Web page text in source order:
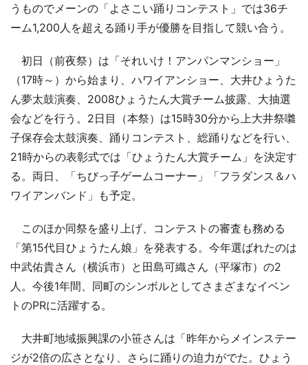
うものでメーンの「よさこい踊りコンテスト」では36チ
ーム1,200人を超える踊り手が優勝を目指して競い合う。
初日（前夜祭）は「それいけ！アンパンマンショー」
（17時～）から始まり、ハワイアンショー、大井ひょうた
ん夢太鼓演奏、2008ひょうたん大賞チーム披露、大抽選
会などを行う。2日目（本祭）は15時30分から上大井祭囃
子保存会太鼓演奏、踊りコンテスト、総踊りなどを行い、
21時からの表彰式では「ひょうたん大賞チーム」を決定す
る。両日、「ちびっ子ゲームコーナー」「フラダンス＆ハ
ワイアンバンド」も予定。
このほか同祭を盛り上げ、コンテストの審査も務める
「第15代目ひょうたん娘」を発表する。今年選ばれたのは
中武佑貴さん（横浜市）と田島可織さん（平塚市）の2
人。今後1年間、同町のシンボルとしてさまざまなイベン
トのPRに活躍する。
大井町地域振興課の小笹さんは「昨年からメインステー
ジが2倍の広さとなり、さらに踊りの迫力がでた。ひょう